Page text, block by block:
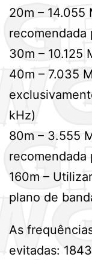
20m – 14.055
recomendada
30m – 10.125
40m – 7.035
kHz)
80m – 3.555
recomendada
160m –
plano de
As
evitadas: